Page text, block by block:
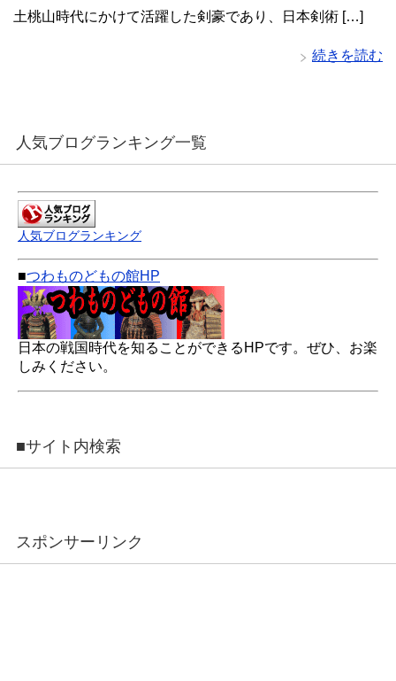
土桃山時代にかけて活躍した剣豪であり、日本剣術 […]
続きを読む
人気ブログランキング一覧
人気ブログランキング
■つわものどもの館HP
日本の戦国時代を知ることができるHPです。ぜひ、お楽
しみください。
■サイト内検索
スポンサーリンク